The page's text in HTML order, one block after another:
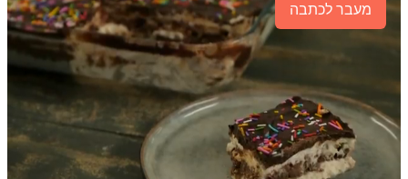
מעבר לכתבה